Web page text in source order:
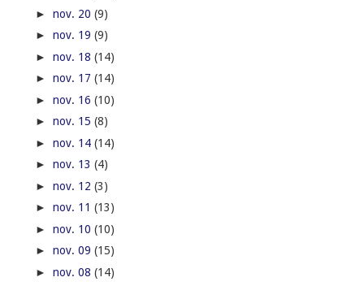
► nov. 20 (9)
► nov. 19 (9)
► nov. 18 (14)
► nov. 17 (14)
► nov. 16 (10)
► nov. 15 (8)
► nov. 14 (14)
► nov. 13 (4)
► nov. 12 (3)
► nov. 11 (13)
► nov. 10 (10)
► nov. 09 (15)
► nov. 08 (14)